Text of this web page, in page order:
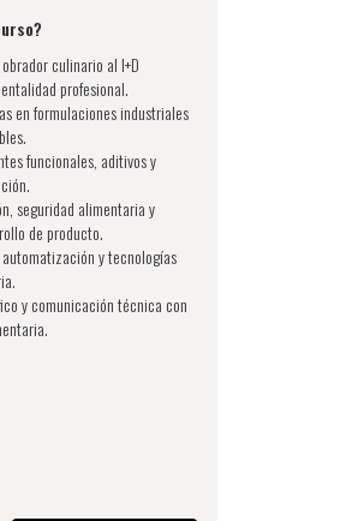
culinario al I+D
profesional.
en formulaciones industriales
funcionales, aditivos y
seguridad alimentaria y
de producto.
y tecnologías
y comunicación técnica con